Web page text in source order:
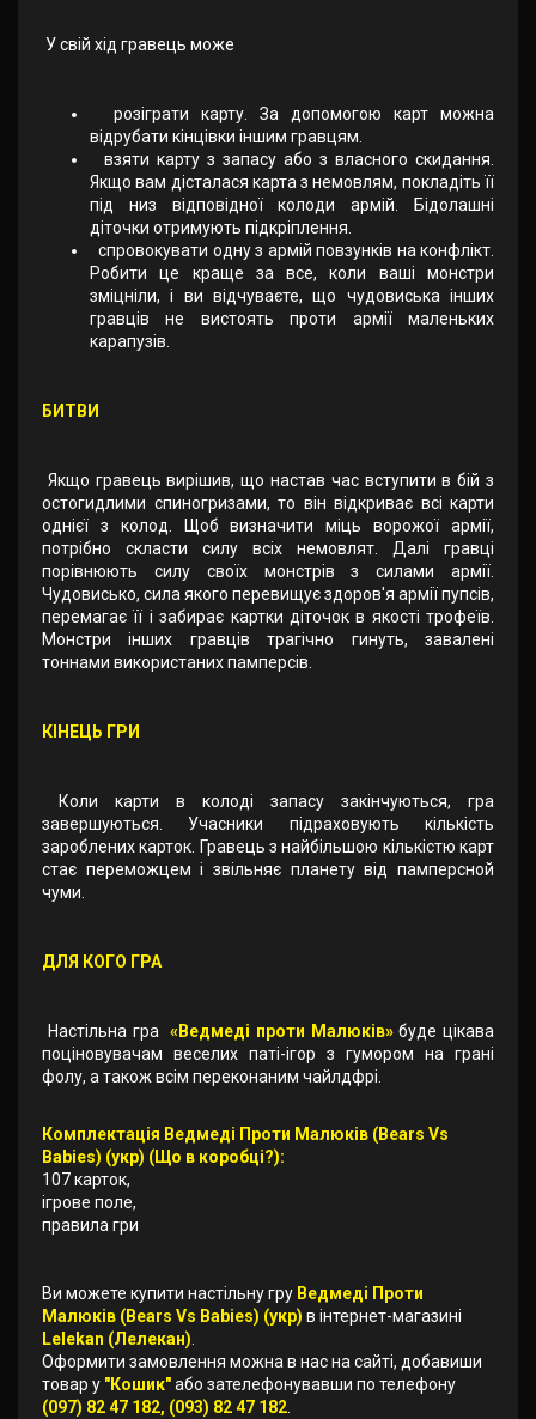
У свій хід гравець може
розіграти карту. За допомогою карт можна
відрубати кінцівки іншим гравцям.
взяти карту з запасу або з власного скидання.
Якщо вам дісталася карта з немовлям, покладіть її
під низ відповідної колоди армій. Бідолашні
діточки отримують підкріплення.
спровокувати одну з армій повзунків на конфлікт.
Робити це краще за все, коли ваші монстри
зміцніли, і ви відчуваєте, що чудовиська інших
гравців не вистоять проти армії маленьких
карапузів.
БИТВИ
Якщо гравець вирішив, що настав час вступити в бій з
остогидлими спиногризами, то він відкриває всі карти
однієї з колод. Щоб визначити міць ворожої армії,
потрібно скласти силу всіх немовлят. Далі гравці
порівнюють силу своїх монстрів з силами армії.
Чудовисько, сила якого перевищує здоров'я армії пупсів,
перемагає її і забирає картки діточок в якості трофеїв.
Монстри інших гравців трагічно гинуть, завалені
тоннами використаних памперсів.
КІНЕЦЬ ГРИ
Коли карти в колоді запасу закінчуються, гра
завершуються. Учасники підраховують кількість
зароблених карток. Гравець з найбільшою кількістю карт
стає переможцем і звільняє планету від памперсной
чуми.
ДЛЯ КОГО ГРА
Настільна гра «Ведмеді проти Малюків»буде цікава
поціновувачам веселих паті-ігор з гумором на грані
фолу, а також всім переконаним чайлдфрі.
Комплектація Ведмеді Проти Малюків (Bears Vs
Babies) (укр) (Що в коробці?):
107 карток,
ігрове поле,
правила гри
Ви можете купити настільну гру Ведмеді Проти
Малюків (Bears Vs Babies) (укр) в інтернет-магазині
Lelekan (Лелекан)
Оформити замовлення можна в нас на сайті, добавиши
товар у "Кошик"або зателефонувавши по телефону
(097) 82 47 182, (093) 82 47 182